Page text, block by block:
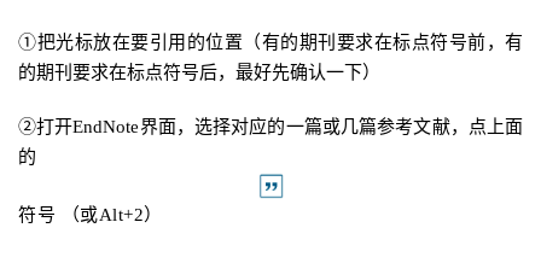
①把光标放在要引用的位置（有的期刊要求在标点符号前，有
的期刊要求在标点符号后，最好先确认一下）
②打开EndNote界面，选择对应的一篇或几篇参考文献，点上面
的
符号 （或Alt+2）